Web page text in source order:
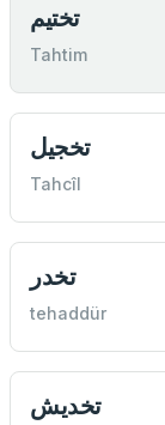
تختيم
Tahtim
تخجيل
Tahcîl
تخدر
tehaddür
تخديش